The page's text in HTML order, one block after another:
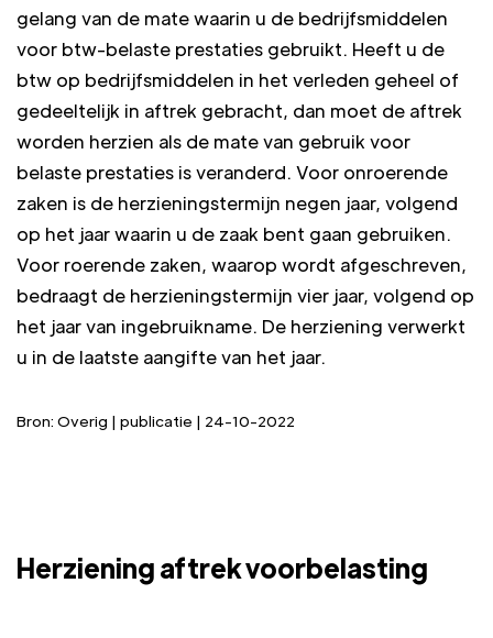
gelang van de mate waarin u de bedrijfsmiddelen
voor btw-belaste prestaties gebruikt. Heeft u de
btw op bedrijfsmiddelen in het verleden geheel of
gedeeltelijk in aftrek gebracht, dan moet de aftrek
worden herzien als de mate van gebruik voor
belaste prestaties is veranderd. Voor onroerende
zaken is de herzieningstermijn negen jaar, volgend
op het jaar waarin u de zaak bent gaan gebruiken.
Voor roerende zaken, waarop wordt afgeschreven,
bedraagt de herzieningstermijn vier jaar, volgend op
het jaar van ingebruikname. De herziening verwerkt
u in de laatste aangifte van het jaar.
Bron: Overig | publicatie | 24-10-2022
Herziening aftrek voorbelasting